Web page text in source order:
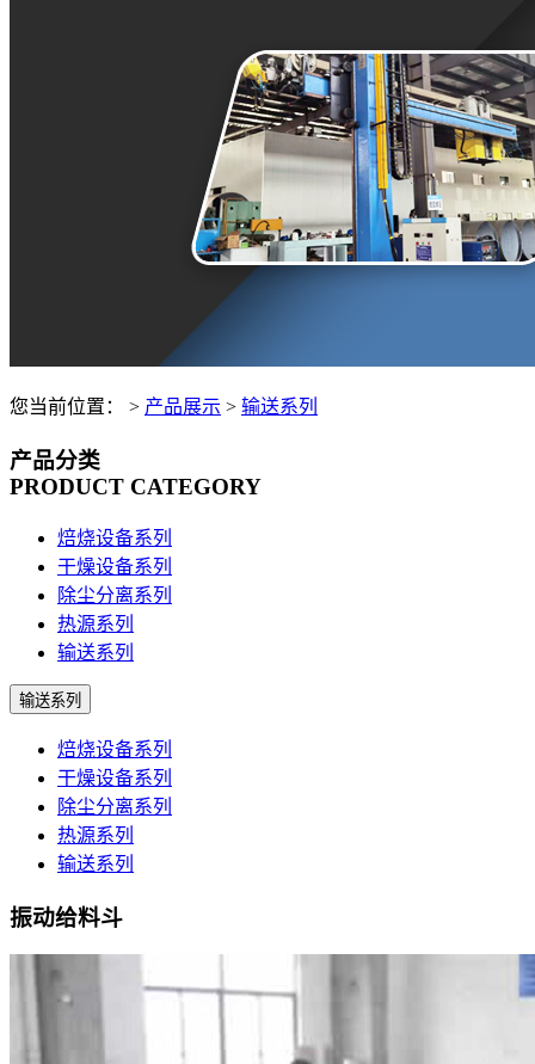
您当前位置： > 产品展示 > 输送系列
产品分类
PRODUCT CATEGORY
焙烧设备系列
干燥设备系列
除尘分离系列
热源系列
输送系列
输送系列
焙烧设备系列
干燥设备系列
除尘分离系列
热源系列
输送系列
振动给料斗